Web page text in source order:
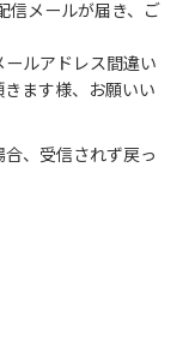
信メールが届き、ご
ルアドレス間違い
きます様、お願いい
、受信されず戻っ